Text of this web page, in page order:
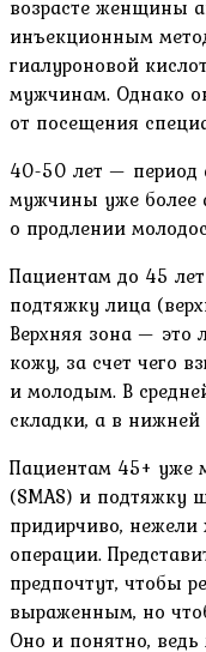
возрасте женщины
инъекционным
гиалуроновой
мужчинам. Однако
от посещения
40-50 лет — период
мужчины уже более
о продлении
Пациентам до 45
подтяжку лица
Верхняя зона — это
кожу, за счет чего
и молодым. В
складки, а в
Пациентам 45+ уже
(SMAS) и подтяжку
придирчиво,
операции.
предпочтут, чтобы
выраженным, но
Оно и понятно,